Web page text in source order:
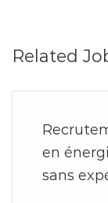
Related
en
sans